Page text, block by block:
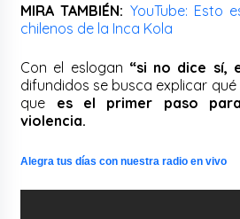
MIRA TAMBIÉN: YouTube: Esto
chilenos de la Inca Kola
Con el eslogan “si no dice sí,
difundidos se busca explicar qué
que es el primer paso
violencia.
Alegra tus días con nuestra radio en vivo